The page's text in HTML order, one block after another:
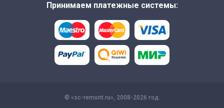
Принимаем платежные системы:
© «sc-remont.ru», 2008-2026 год.